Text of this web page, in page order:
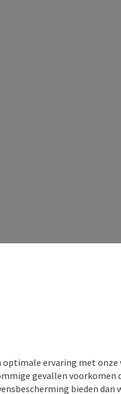
optimale ervaring met
gevallen voorkomen
bieden